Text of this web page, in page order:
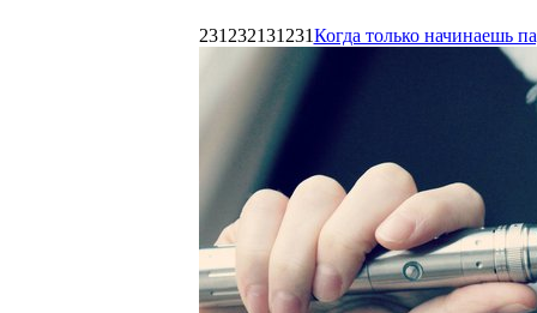
231232131231Когда только начинаешь